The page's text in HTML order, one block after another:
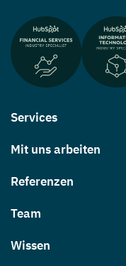
Services
Mit uns arbeiten
Referenzen
Team
Wissen